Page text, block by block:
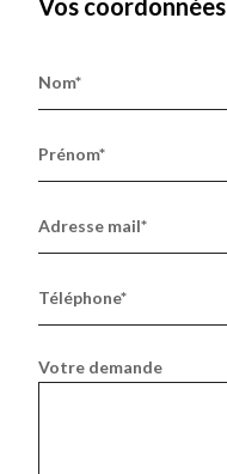
Nom*
Prénom*
Adresse mail*
Téléphone*
Votre demande